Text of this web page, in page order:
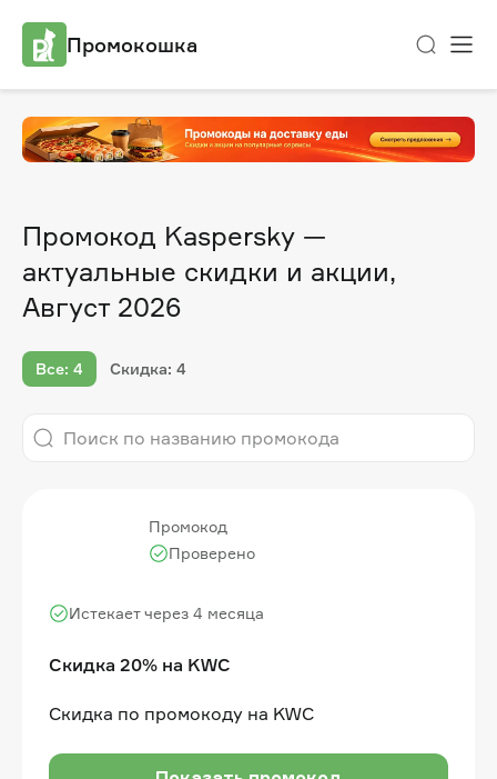
Промокошка
Промокод Kaspersky —
актуальные скидки и акции,
Август 2026
Все: 4 Скидка: 4
Промокод
Скидка 20% на KWC
Истекает через 4 месяца
Проверено
Скидка по промокоду на KWC